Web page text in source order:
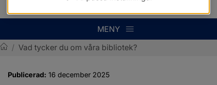
MENY
/ Vad tycker du om våra bibliotek?
Publicerad: 16 december 2025